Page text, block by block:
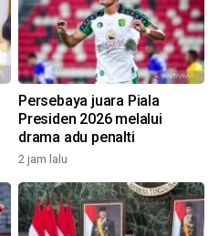
Persebaya juara Piala
Presiden 2026 melalui
drama adu penalti
2 jam lalu